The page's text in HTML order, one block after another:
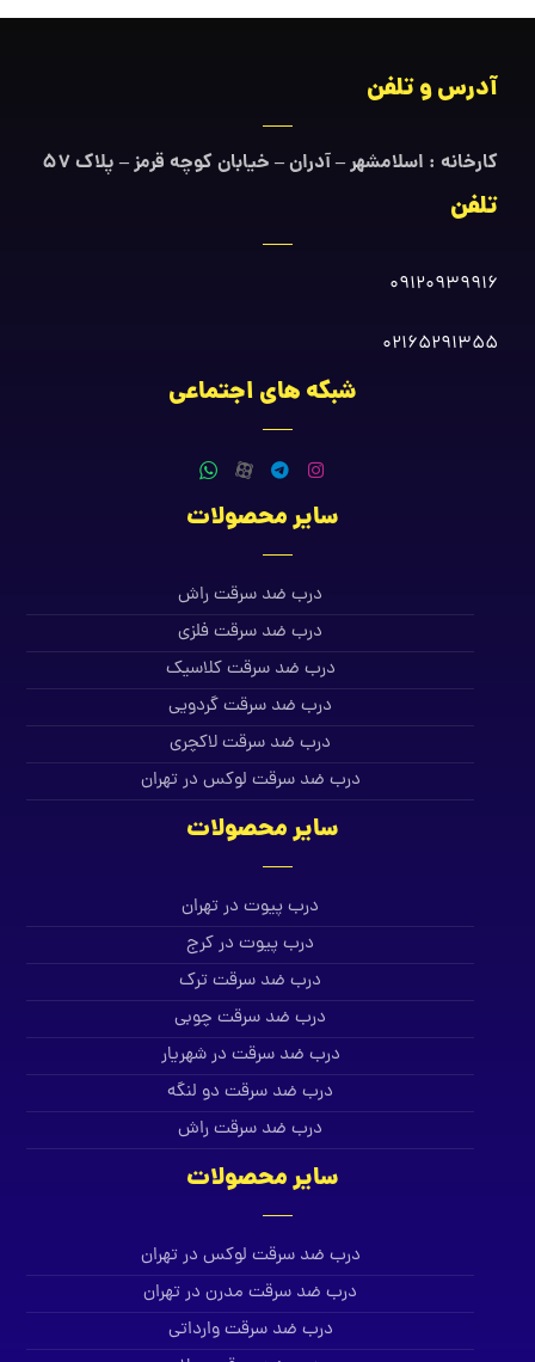
آدرس و تلفن
کارخانه : اسلامشهر – آدران – خیابان کوچه قرمز – پلاک ۵۷
تلفن
09120939916
02165291355
شبکه های اجتماعی
سایر محصولات
درب ضد سرقت راش
درب ضد سرقت فلزی
درب ضد سرقت کلاسیک
درب ضد سرقت گردویی
درب ضد سرقت لاکچری
درب ضد سرقت لوکس در تهران
سایر محصولات
درب پیوت در تهران
درب پیوت در کرج
درب ضد سرقت ترک
درب ضد سرقت چوبی
درب ضد سرقت در شهریار
درب ضد سرقت دو لنگه
درب ضد سرقت راش
سایر محصولات
درب ضد سرقت لوکس در تهران
درب ضد سرقت مدرن در تهران
درب ضد سرقت وارداتی